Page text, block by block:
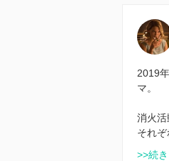
2019
マ。
消火活
それ
>>続